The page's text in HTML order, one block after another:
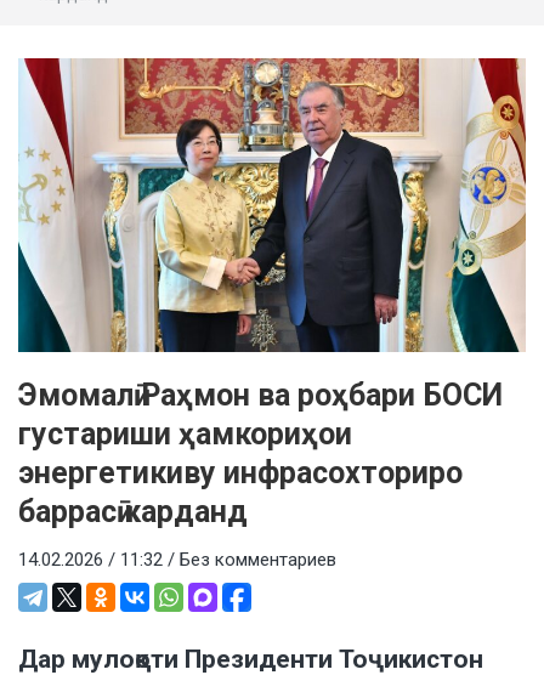
Эмомалӣ Раҳмон ва роҳбари БОСИ
густариши ҳамкориҳои
энергетикиву инфрасохториро
баррасӣ карданд
14.02.2026 / 11:32 / Без комментариев
Дар мулоқоти Президенти Тоҷикистон